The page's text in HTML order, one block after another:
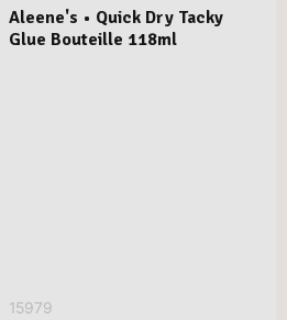
Aleene's • Quick Dry Tacky
Glue Bouteille 118ml
15979